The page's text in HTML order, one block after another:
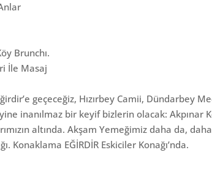
Brunchı.
İle Masaj
geçeceğiz, Hızırbey Camii, Dündarbey
inanılmaz bir keyif bizlerin olacak: Akpınar
altında. Akşam Yemeğimiz daha da,
Konaklama EĞİRDİR Eskiciler Konağı’nda.